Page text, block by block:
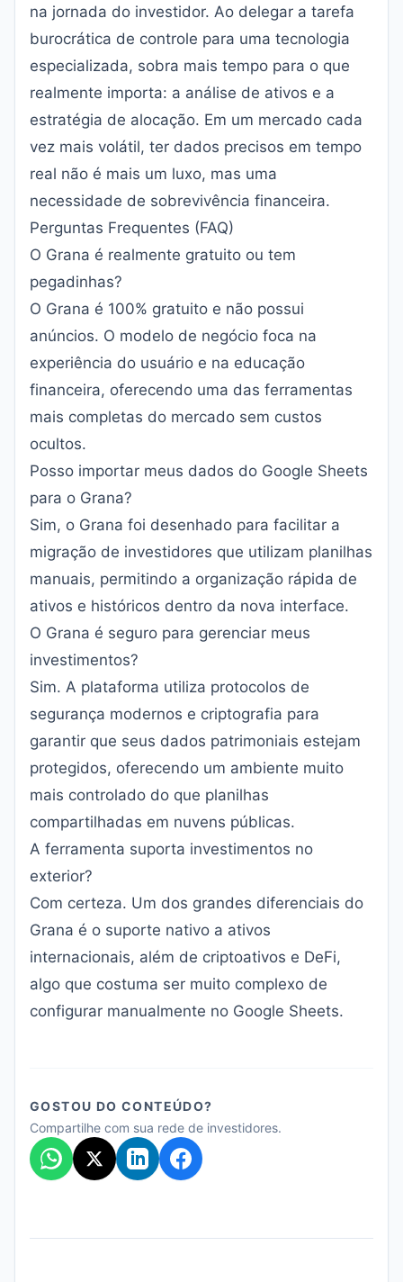
na jornada do investidor. Ao delegar a tarefa
burocrática de controle para uma tecnologia
especializada, sobra mais tempo para o que
realmente importa: a análise de ativos e a
estratégia de alocação. Em um mercado cada
vez mais volátil, ter dados precisos em tempo
real não é mais um luxo, mas uma
necessidade de sobrevivência financeira.
Perguntas Frequentes (FAQ)
O Grana é realmente gratuito ou tem
pegadinhas?
O Grana é 100% gratuito e não possui
anúncios. O modelo de negócio foca na
experiência do usuário e na educação
financeira, oferecendo uma das ferramentas
mais completas do mercado sem custos
ocultos.
Posso importar meus dados do Google Sheets
para o Grana?
Sim, o Grana foi desenhado para facilitar a
migração de investidores que utilizam planilhas
manuais, permitindo a organização rápida de
ativos e históricos dentro da nova interface.
O Grana é seguro para gerenciar meus
investimentos?
Sim. A plataforma utiliza protocolos de
segurança modernos e criptografia para
garantir que seus dados patrimoniais estejam
protegidos, oferecendo um ambiente muito
mais controlado do que planilhas
compartilhadas em nuvens públicas.
A ferramenta suporta investimentos no
exterior?
Com certeza. Um dos grandes diferenciais do
Grana é o suporte nativo a ativos
internacionais, além de criptoativos e DeFi,
algo que costuma ser muito complexo de
configurar manualmente no Google Sheets.
GOSTOU DO CONTEÚDO?
Compartilhe com sua rede de investidores.